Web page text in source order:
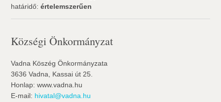
határidő:értelemszerűen
Községi Önkormányzat
Vadna Köszég Önkormányzata
3636 Vadna, Kassai út 25.
Honlap: www.vadna.hu
E-mail: hivatal@vadna.hu